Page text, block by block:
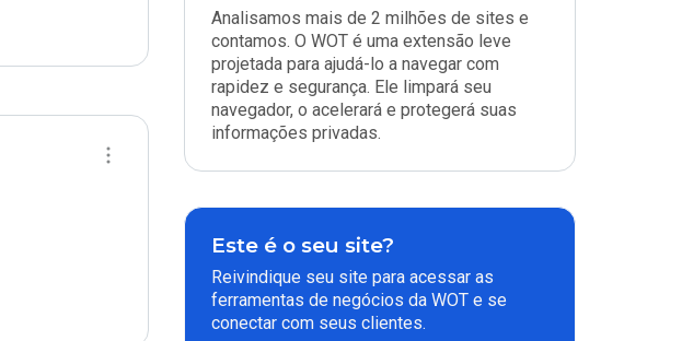
Analisamos mais de 2 milhões de sites e
contamos. O WOT é uma extensão leve
projetada para ajudá-lo a navegar com
rapidez e segurança. Ele limpará seu
navegador, o acelerará e protegerá suas
informações privadas.
Este é o seu site?
Reivindique seu site para acessar as
ferramentas de negócios da WOT e se
conectar com seus clientes.